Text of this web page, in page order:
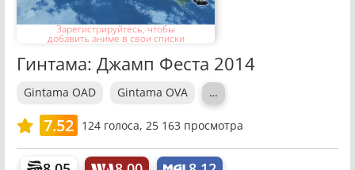
Зарегистрируйтесь, чтобы
добавить аниме в свои списки
Гинтама: Джамп Феста 2014
Gintama OAD Gintama OVA …
7.52 124голоса, 25 163 просмотра